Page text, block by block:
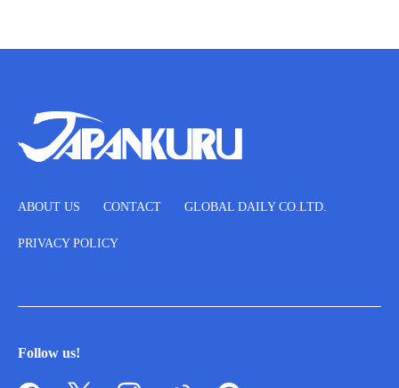
ABOUT US CONTACT GLOBAL DAILY CO.LTD.
PRIVACY POLICY
Follow us!